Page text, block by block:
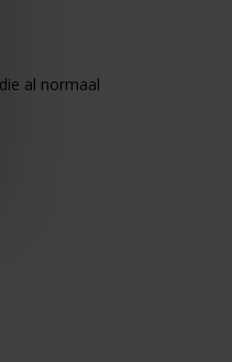
al normaal